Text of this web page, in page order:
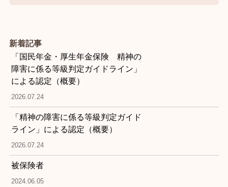
新着記事
「国民年金・厚生年金保険 精神の
障害に係る等級判定ガイドライン」
による認定（概要）
2026.07.24
「精神の障害に係る等級判定ガイド
ライン」による認定（概要）
2026.07.24
被保険者
2024.06.05